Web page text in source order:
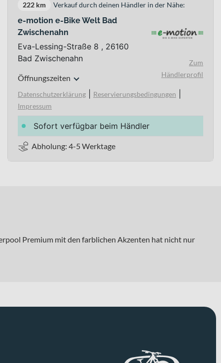
222 km Verkauf durch deinen Händler in der Nähe:
e-motion e-Bike Welt Bad
Zwischenahn
Eva-Lessing-Straße 8 , 26160
Bad Zwischenahn
Öffnungszeiten
Zum
Händlerprofil
Datenschutzerklärung Reservierungsbedingungen
Impressum
Sofort verfügbar beim Händler
Abholung: 4-5 Werktage
Premium mit den farblichen Akzenten hat nicht nur